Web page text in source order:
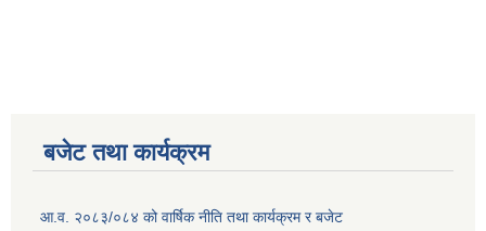
बजेट तथा कार्यक्रम
आ.व. २०८३/०८४ को वार्षिक नीति तथा कार्यक्रम र बजेट